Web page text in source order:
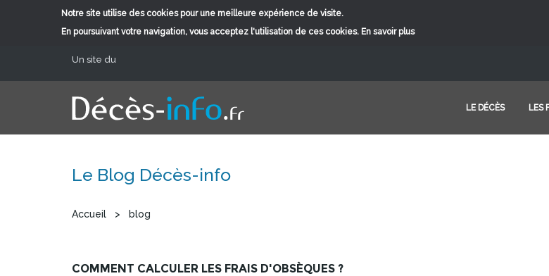
Notre site utilise des cookies pour une meilleure expérience de visite.
En poursuivant votre navigation, vous acceptez l'utilisation de ces cookies. En savoir plus
Aller au contenu principal
Un site du
LE DÉCÈS LES
Le Blog Décès-info
Vous êtes ici
Accueil > blog
COMMENT CALCULER LES FRAIS D'OBSÈQUES ?